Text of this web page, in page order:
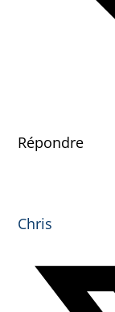
Répondre
Chris